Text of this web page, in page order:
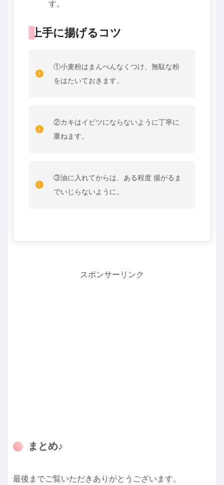
す。
上手に揚げるコツ
①小麦粉はまんべんなくつけ、無駄な粉
をはたいておきます。
②カキはイビツにならないように丁寧に
重ねます。
③油に入れてからは、ある程度 揚がるま
でいじらないように。
スポンサーリンク
まとめ♪
最後までご覧いただきありがとうございます。